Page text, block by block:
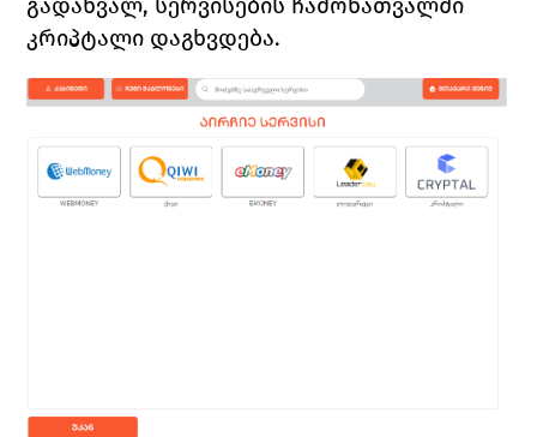
კრიპტალი დაგხვდება.